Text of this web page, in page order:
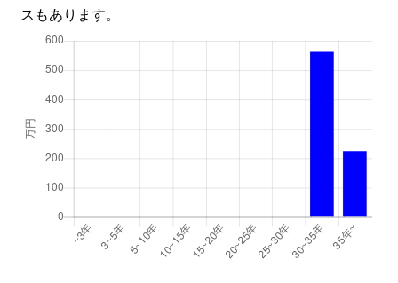
スもあります。